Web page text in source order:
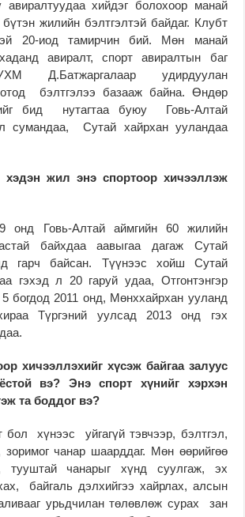
авиралтуудаа хийдэг болохоор манай
жилийн бэлтгэлтэй байдаг. Клубт
20-иод тамирчин бий. Мөн манай
авиралт, спорт авиралтын баг
Д.Батжаргалаар удирдуулан
бэлтгэлээ базааж байна. Өндөр
бид нутагтаа буюу Говь-Алтай
сумандаа, Сутай хайрхан ууландаа
жил энэ спортоор хичээллэж
онд Говь-Алтай аймгийн 60 жилийн
байхдаа аавыгаа дагаж Сутай
гарч байсан. Түүнээс хойш Сутай
гэхэд л 20 гаруй удаа, Отгонтэнгэр
богдод 2011 онд, Мөнххайрхан ууланд
Түргэний уулсад 2013 онд гэх
хичээллэхийг хүсэж байгаа залуус
вэ? Энэ спорт хүнийг хэрхэн
та боддог вэ?
бол хүнээс уйгагүй тэвчээр, бэлтгэл,
чанар шаарддаг. Мөн өөрийгөө
тууштай чанарыг хүнд суулгаж, эх
байгаль дэлхийгээ хайрлах, алсын
урьдчилан төлөвлөж сурах зан